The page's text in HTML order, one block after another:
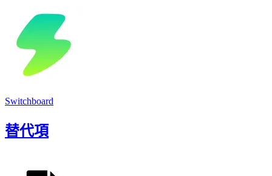
Switchboard
替代項